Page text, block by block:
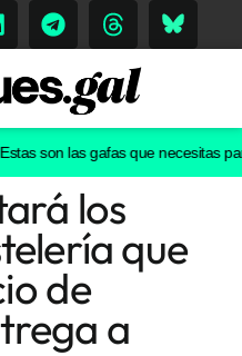
son las gafas que necesitas para
los
que
de
a